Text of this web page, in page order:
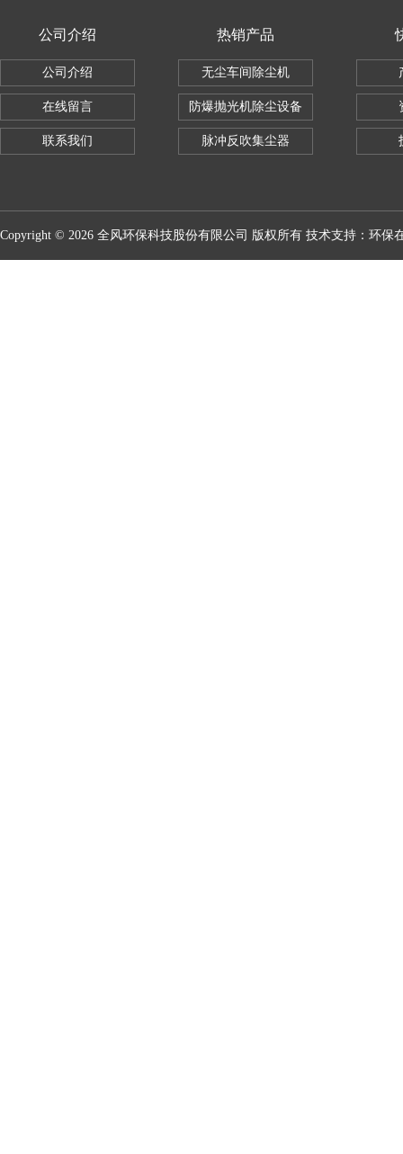
公司介绍
公司介绍
在线留言
联系我们
热销产品
无尘车间除尘机
防爆抛光机除尘设备
脉冲反吹集尘器
Copyright © 2026 全风环保科技股份有限公司 版权所有 技术支持： 环保